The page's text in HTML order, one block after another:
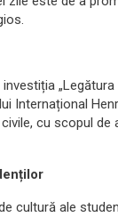
Internațional
cu scopul de
cultură ale